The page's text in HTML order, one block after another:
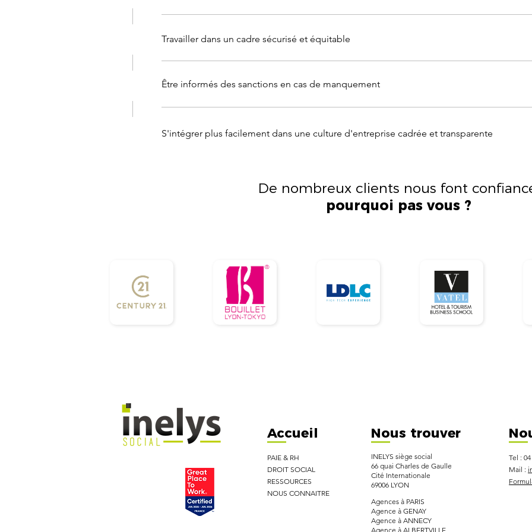
Travailler dans un cadre sécurisé et équitable
Être informés des sanctions en cas de manquement
S'intégrer plus facilement dans une culture d'entreprise cadrée et transparente
De nombreux clients nous font
pourquoi pas vous ?
Accueil Nous trouver
PAIE & RH
DROIT SOCIAL
RESSOURCES
NOUS CONNAITRE
INELYS siège social
66 quai Charles de Gaulle
Cité Internationale
69006 LYON
Tel :
Mail :
Agences à PARIS
Agence à GENAY
Agence à ANNECY
Agence à ALBERTVILLE